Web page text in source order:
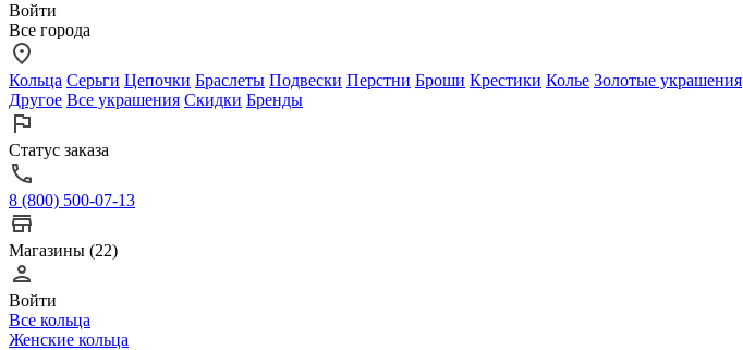
Войти
Все города
Кольца Серьги Цепочки Браслеты Подвески Перстни Броши Крестики Колье Золотые украшения
Другое Все украшения Скидки Бренды
Статус заказа
8 (800) 500-07-13
Магазины (22)
Войти
Все кольца
Женские кольца